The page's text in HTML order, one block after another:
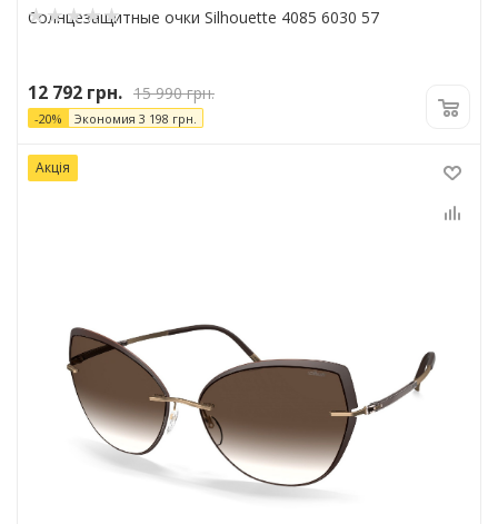
Солнцезащитные очки Silhouette 4085 6030 57
12 792 грн. 15 990грн.
-20% Экономия 3 198 грн.
Акція